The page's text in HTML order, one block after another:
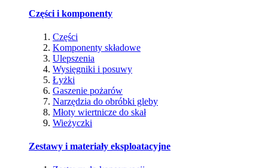
Części i komponenty
Części
Komponenty składowe
Ulepszenia
Wysięgniki i posuwy
Łyżki
Gaszenie pożarów
Narzędzia do obróbki gleby
Młoty wiertnicze do skał
Wieżyczki
Zestawy i materiały eksploatacyjne